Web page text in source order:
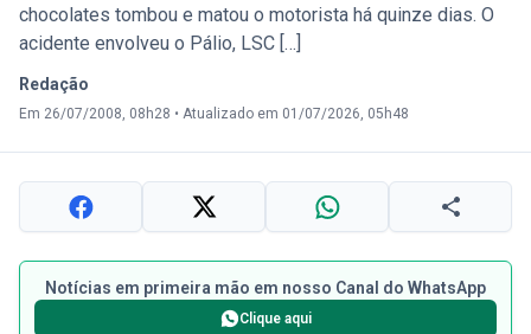
chocolates tombou e matou o motorista há quinze dias. O
acidente envolveu o Pálio, LSC […]
Redação
Em 26/07/2008, 08h28 • Atualizado em 01/07/2026, 05h48
Notícias em primeira mão em nosso Canal do WhatsApp
Clique aqui